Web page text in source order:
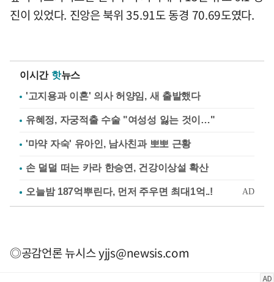
진이 있었다. 진앙은 북위 35.91도 동경 70.69도였다.
이시간 핫뉴스
'고지용과 이혼' 의사 허양임, 새 출발했다
유혜정, 자궁적출 수술 "여성성 잃는 것이…"
'마약 자숙' 유아인, 남사친과 뽀뽀 근황
손 덜덜 떠는 카라 한승연, 건강이상설 확산
◎공감언론 뉴시스yjjs@newsis.com